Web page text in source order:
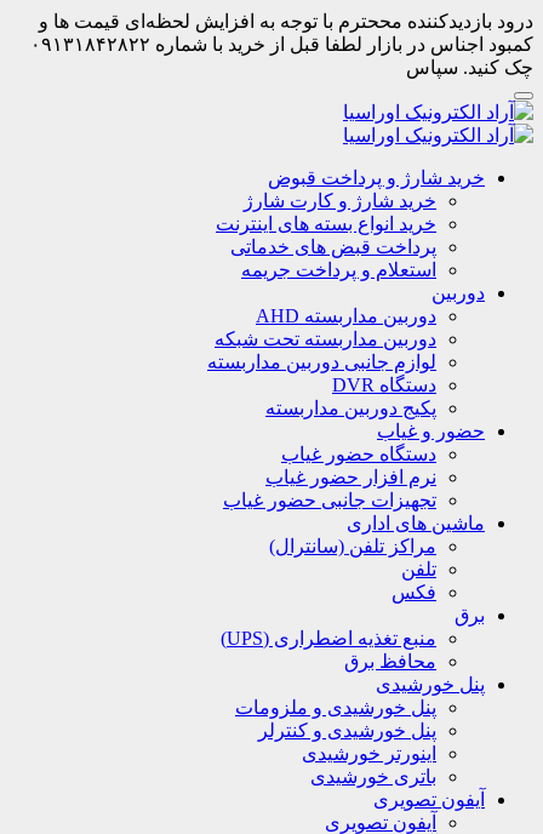
درود بازدیدکننده مححترم با توجه به افزایش لحظه‌ای قیمت ها و
کمبود اجناس در بازار لطفا قبل از خرید با شماره ۰۹۱۳۱۸۴۲۸۲۲
چک کنید. سپاس
خرید شارژ و پرداخت قبوض
خرید شارژ و کارت شارژ
خرید انواع بسته های اینترنت
پرداخت قبض های خدماتی
استعلام و پرداخت جریمه
دوربین
دوربین مداربسته AHD
دوربین مداربسته تحت شبکه
لوازم جانبی دوربین مداربسته
دستگاه DVR
پکیج دوربین مداربسته
حضور و غیاب
دستگاه حضور غیاب
نرم افزار حضور غیاب
تجهیزات جانبی حضور غیاب
ماشین های اداری
مراکز تلفن (سانترال)
تلفن
فکس
برق
منبع تغذیه اضطراری (UPS)
محافظ برق
پنل خورشیدی
پنل خورشیدی و ملزومات
پنل خورشیدی و کنترلر
اینورتر خورشیدی
باتری خورشیدی
آیفون تصویری
آیفون تصویری